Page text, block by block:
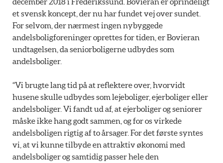
et svensk koncept, der nu har fundet vej over sundet.
For selvom, der nærmest ingen nybyggede
andelsboligforeninger oprettes for tiden, er Bovieran
undtagelsen, da seniorboligerne udbydes som
andelsboliger.
“Vi brugte lang tid på at reflektere over, hvorvidt
husene skulle udbydes som lejeboliger, ejerboliger eller
andelsboliger. Vi fandt ud af, at ejerboliger og seniorer
måske ikke hang godt sammen, og for os virkede
andelsboligen rigtig af to årsager. For det første syntes
vi, at vi kunne tilbyde en attraktiv økonomi med
andelsboliger og samtidig passer hele den